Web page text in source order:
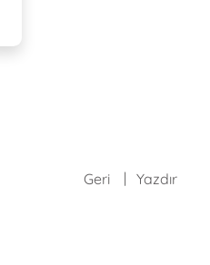
Geri Yazdır